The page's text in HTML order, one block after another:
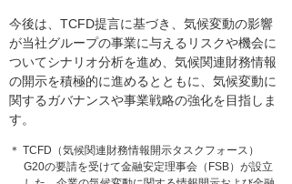
今後は、TCFD提言に基づき、気候変動の影響
が当社グループの事業に与えるリスクや機会に
ついてシナリオ分析を進め、気候関連財務情報
の開示を積極的に進めるとともに、気候変動に
関するガバナンスや事業戦略の強化を目指しま
す。
＊ TCFD（気候関連財務情報開示タスクフォース）
G20の要請を受けて金融安定理事会（FSB）が設立